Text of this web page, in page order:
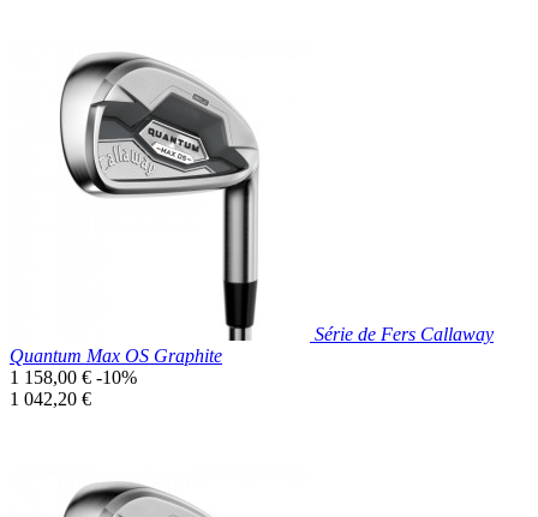
Prix réduit
Aperçu rapide
Série de Fers Callaway
Quantum Max OS Graphite
Prix
de
1 158,00 € -10%
Prix
1 042,20 €
Prix réduit